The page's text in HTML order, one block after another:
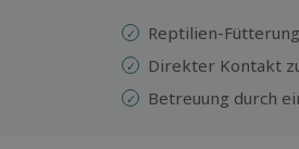
Reptilien-Fütterung
Direkter Kontakt
Betreuung durch